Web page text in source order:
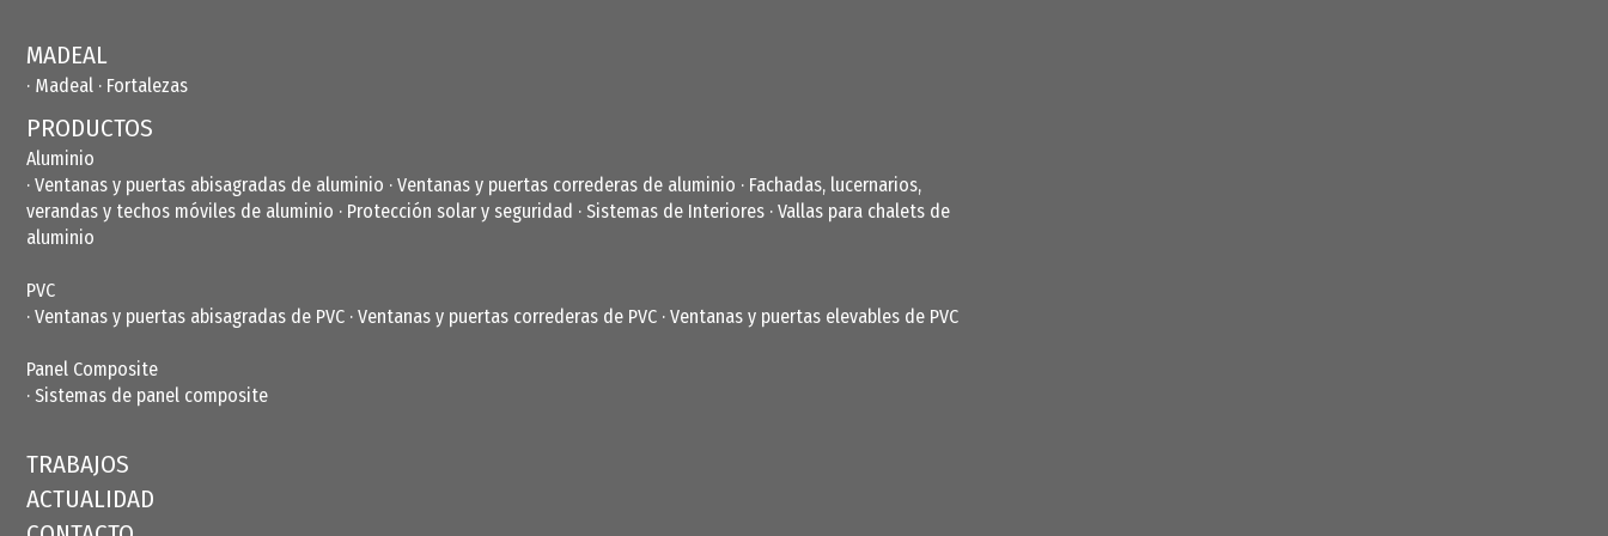
MADEAL
· Madeal · Fortalezas
PRODUCTOS
Aluminio
· Ventanas y puertas abisagradas de aluminio · Ventanas y puertas correderas de aluminio · Fachadas, lucernarios,
verandas y techos móviles de aluminio · Protección solar y seguridad · Sistemas de Interiores · Vallas para chalets de
aluminio
PVC
· Ventanas y puertas abisagradas de PVC · Ventanas y puertas correderas de PVC · Ventanas y puertas elevables de PVC
Panel Composite
· Sistemas de panel composite
TRABAJOS
ACTUALIDAD